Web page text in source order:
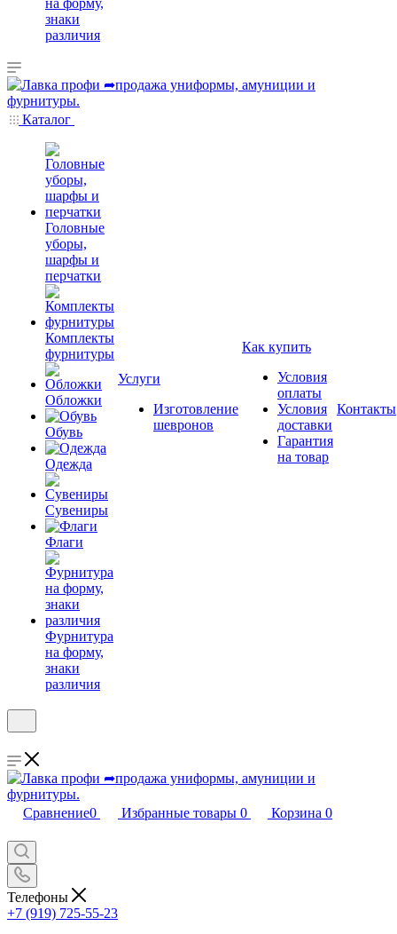
на форму,
знаки
различия
Каталог
Головные
уборы,
шарфы и
перчатки
Комплекты
фурнитуры
Обложки
Обувь
Одежда
Сувениры
Флаги
Фурнитура
на форму,
знаки
различия
Услуги
Изготовление
шевронов
Как купить
Условия
оплаты
Условия
доставки
Гарантия
на товар
Контакты
Сравнение0 Избранные товары 0 Корзина 0
Телефоны
+7 (919) 725-55-23